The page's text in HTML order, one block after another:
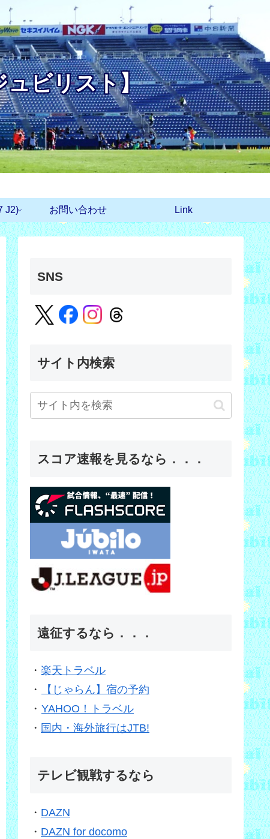
ュビリスト】
J2) お問い合わせ Link
SNS
サイト内検索
スコア速報を見るなら．．．
遠征するなら．．．
・ 楽天トラベル
・
【じゃらん】宿の予約
・ YAHOO！トラベル
・ 国内・海外旅行はJTB!
テレビ観戦するなら
・ DAZN
・ DAZN for docomo